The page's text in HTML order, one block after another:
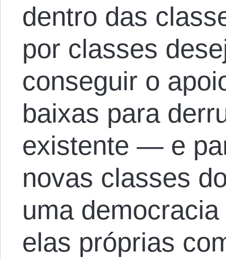
dentro das
por classes
conseguir o
baixas para
existente — e
novas classes
uma
elas próprias